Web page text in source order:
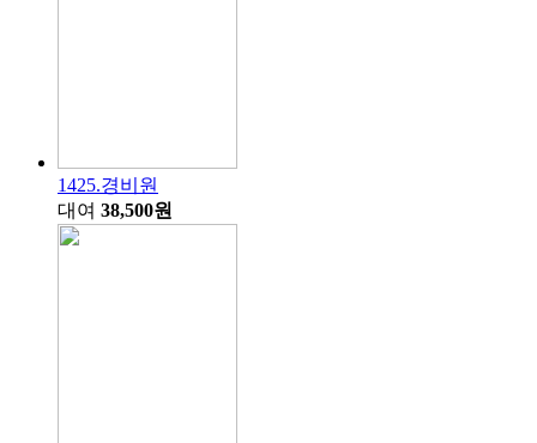
1425.경비원
대여 38,500원